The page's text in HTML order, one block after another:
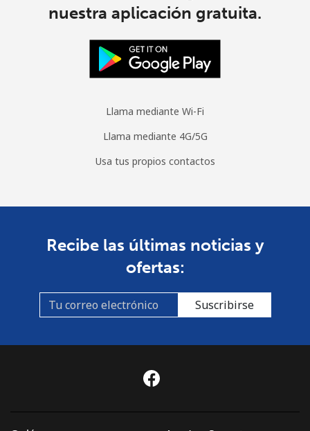
nuestra aplicación gratuita.
Llama mediante Wi-Fi
Llama mediante 4G/5G
Usa tus propios contactos
Recibe las últimas noticias y
ofertas:
Suscribirse